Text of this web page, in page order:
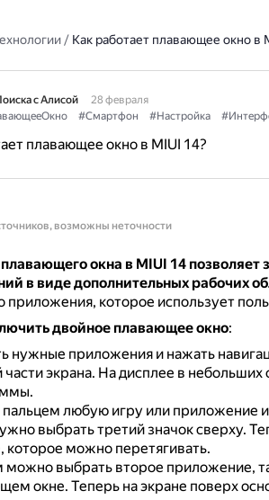
/ Как работает плавающее окно в
с Алисой
28 февраля
#Смартфон #Настройка
плавающее окно в MIUI 14?
возможны неточности
окна в MIUI 14 позволяет
в виде дополнительных рабочих
приложения, которое использует
двойное плавающее окно:
нужные приложения и нажать
экрана. На дисплее в небольших
любую игру или приложение
выбрать третий значок сверху.
которое можно перетягивать.
выбрать второе приложение,
окне. Теперь на экране поверх